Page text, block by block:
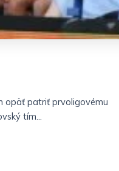
opäť patriť prvoligovému
tím...